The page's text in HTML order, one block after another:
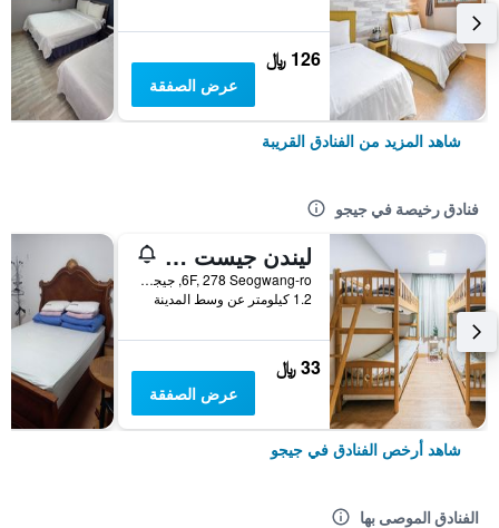
126 ﷼
عرض الصفقة
شاهد المزيد من الفنادق القريبة
فنادق رخيصة في جيجو
ليندن جيست هاوس
6F, 278 Seogwang-ro, جيجو, كوريا الجنوبية
1.2 كيلومتر عن وسط المدينة
33 ﷼
عرض الصفقة
شاهد أرخص الفنادق في جيجو
الفنادق الموصى بها